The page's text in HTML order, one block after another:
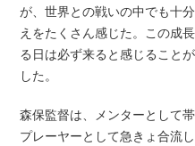
が、世界との戦いの中でも十
えをたくさん感じた。この成
る日は必ず来ると感じること
した。
森保監督は、メンターとして
プレーヤーとして急きょ合流